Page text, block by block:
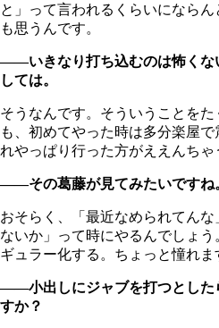
と」って言われるくらいになら
も思うんです。
――いきなり打ち込むのは怖くな
しては。
そうなんです。そういうことを
も、初めてやった時は多分楽屋
れやっぱり行った方がええんちゃ
――その葛藤が見てみたいですね
おそらく、「最近なめられてん
ないか」って時にやるんでしょ
ギュラー化する。ちょっと憧れま
――小出しにジャブを打つとした
すか？